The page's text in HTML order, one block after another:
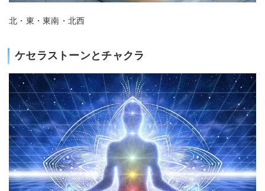
北・東・東南・北西
ケセラストーンとチャクラ